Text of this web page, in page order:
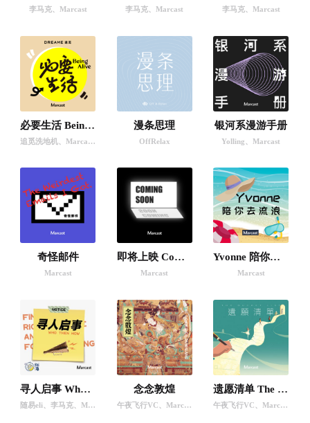
李马克、 Marcast 李马克、 Marcast 李马克、 Marcast
必要生活 Being Alive
追觅洗地机、 Marcast 、
漫条思理
OffRelax
银河系漫游手册
Yolling Marcast
奇怪邮件
Marcast
即将上映 Coming Soon
Marcast
Yvonne 陪你去流浪 (podcast)
Marcast
寻人启事 Who Then How
随易eli 李马克、 Marcast
念念敦煌
午夜飞行VC Marcast
遗愿清单 The Bucket List
午夜飞行VC Marcast